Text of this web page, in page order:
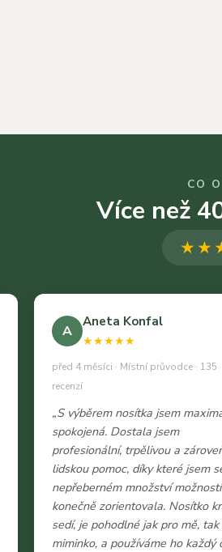
CO
Více než
A
Aneta Konfal
★★★★★
před 4 měsíci · Místní průvodce · 135
recenzí
„S výběrem nosítka jsem
spokojená. Dostala jsem
profesionální, trpělivou a
lidskou pomoc, díky které jsem
nepřeberném množství možností
konečně zorientovala. Nosítko
sedí, je pohodlné jak pro mě,
miminko, a používáme ho každý